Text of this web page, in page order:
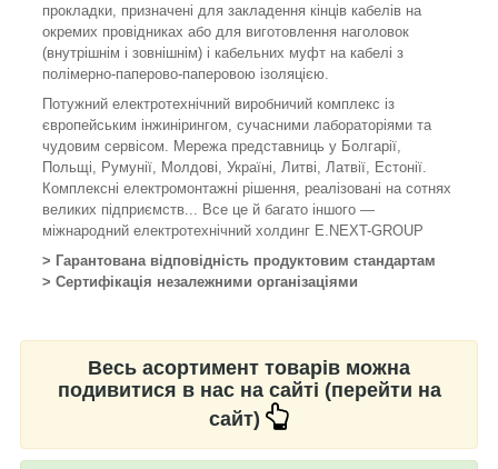
прокладки, призначені для закладення кінців кабелів на
окремих провідниках або для виготовлення наголовок
(внутрішнім і зовнішнім) і кабельних муфт на кабелі з
полімерно-паперово-паперовою ізоляцією.
Потужний електротехнічний виробничий комплекс із
європейським інжинірингом, сучасними лабораторіями та
чудовим сервісом. Мережа представниць у Болгарії,
Польщі, Румунії, Молдові, Україні, Литві, Латвії, Естонії.
Комплексні електромонтажні рішення, реалізовані на сотнях
великих підприємств... Все це й багато іншого —
міжнародний електротехнічний холдинг E.NEXT-GROUP
> Гарантована відповідність продуктовим стандартам
> Сертифікація незалежними організаціями
Весь асортимент товарів можна
подивитися в нас на сайті (перейти на
сайт)